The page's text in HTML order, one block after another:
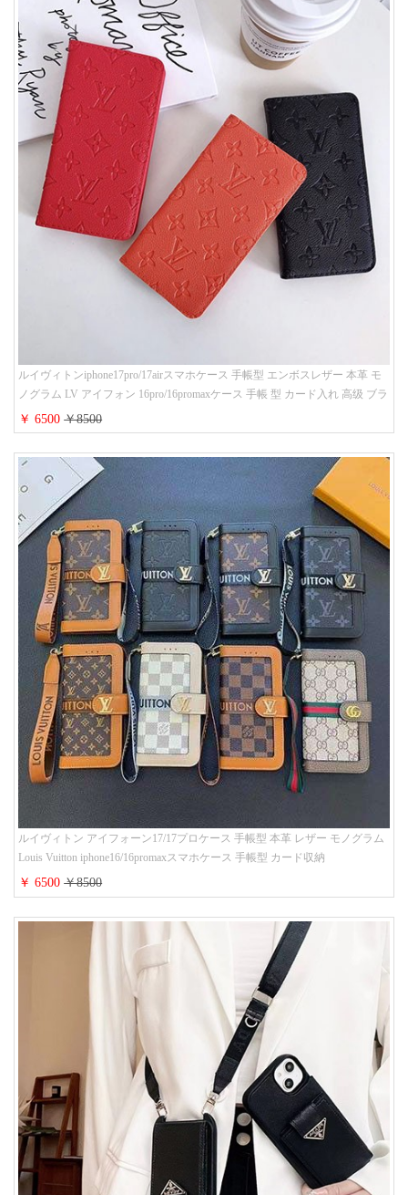
ルイヴィトンiphone17pro/17airスマホケース 手帳型 エンボスレザー 本革 モ
ノグラム LV アイフォン 16pro/16promaxケース 手帳 型 カード入れ 高级 ブラ
ンド iPhone 15/14/13 proケース 手帳型 男女通用 大人かわいい
￥ 6500￥8500
ルイヴィトン アイフォーン17/17プロケース 手帳型 本革 レザー モノグラム
Louis Vuitton iphone16/16promaxスマホケース 手帳型 カード収納
iphone15/14/13ケース ビジネス風 GUCCI galaxy s26/s25/s24ケース 手帳型 大
人 可愛い
￥ 6500￥8500